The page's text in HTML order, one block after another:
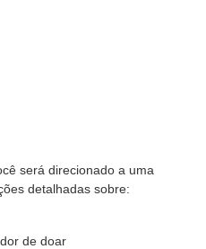
será direcionado a uma
detalhadas sobre:
de doar